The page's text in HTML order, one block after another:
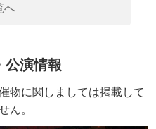
へ
公演情報
物に関しましては掲載して
ん。